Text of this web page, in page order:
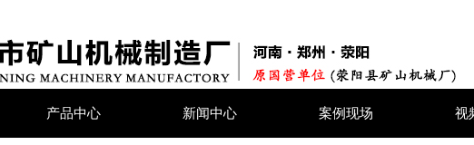
产品中心 新闻中心 案例现场 视